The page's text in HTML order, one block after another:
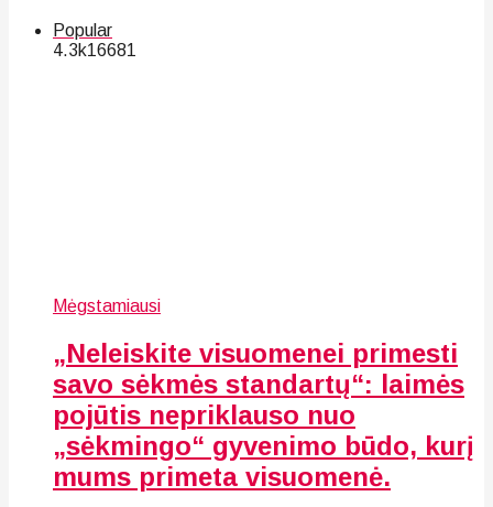
Popular
4.3k16681
Mėgstamiausi
„Neleiskite visuomenei primesti
savo sėkmės standartų“: laimės
pojūtis nepriklauso nuo
„sėkmingo“ gyvenimo būdo, kurį
mums primeta visuomenė.